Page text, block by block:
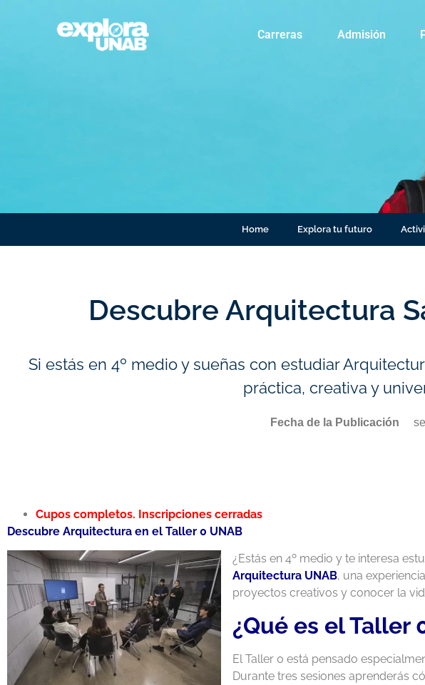
Carreras Admisión
Home Explora tu futuro
Descubre Arquitectura
Si estás en 4º medio y sueñas con estudiar
práctica, creativa y
Fecha de la Publicación
Cupos completos. Inscripciones cerradas
Descubre Arquitectura en el Taller 0 UNAB
¿Estás en 4º medio y te interesa
Arquitectura UNAB, una
proyectos creativos y conocer la
¿Qué es el Taller
El Taller 0 está pensado
Durante tres sesiones aprenderás